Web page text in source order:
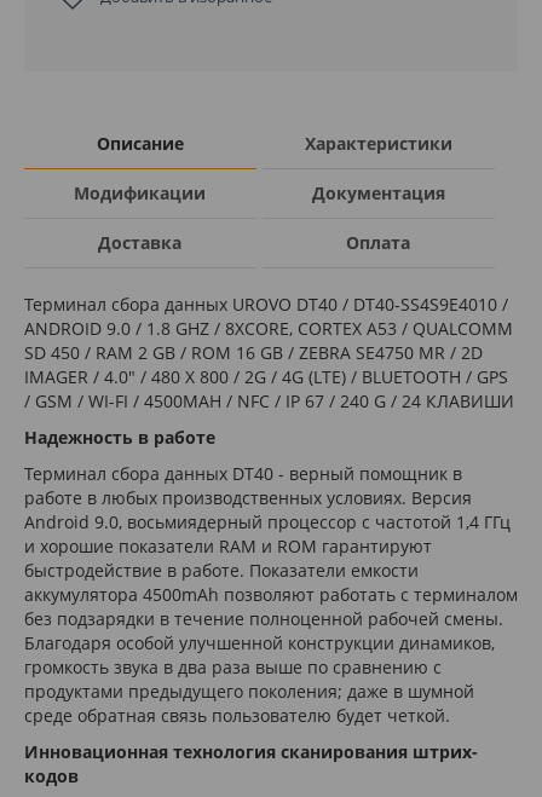
Описание Характеристики
Модификации Документация
Доставка Оплата
Терминал сбора данных UROVO DT40 / DT40-SS4S9E4010 /
ANDROID 9.0 / 1.8 GHZ / 8ХCORE, CORTEX A53 / QUALCOMM
SD 450 / RAM 2 GB / ROM 16 GB / ZEBRA SE4750 MR / 2D
IMAGER / 4.0" / 480 X 800 / 2G / 4G (LTE) / BLUETOOTH / GPS
/ GSM / WI-FI / 4500MAH / NFC / IP 67 / 240 G / 24 КЛАВИШИ
Надежность в работе
Терминал сбора данных DT40 - верный помощник в
работе в любых производственных условиях. Версия
Android 9.0, восьмиядерный процессор с частотой 1,4 ГГц
и хорошие показатели RAM и ROM гарантируют
быстродействие в работе. Показатели емкости
аккумулятора 4500mАh позволяют работать с терминалом
без подзарядки в течение полноценной рабочей смены.
Благодаря особой улучшенной конструкции динамиков,
громкость звука в два раза выше по сравнению с
продуктами предыдущего поколения; даже в шумной
среде обратная связь пользователю будет четкой.
Инновационная технология сканирования штрих-
кодов